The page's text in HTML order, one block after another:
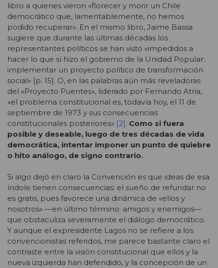
libro a quienes vieron «florecer y morir un Chile
democrático que, lamentablemente, no hemos
podido recuperar». En el mismo libro, Jaime Bassa
sugiere que durante las últimas décadas los
representantes políticos se han visto «impedidos a
hacer lo que sí hizo el gobierno de la Unidad Popular:
implementar un proyecto político de transformación
social» [p. 15]. O, en las palabras aún más reveladoras
del «Proyecto Puentes», liderado por Fernando Atria,
«el problema constitucional es, todavía hoy, el 11 de
septiembre de 1973 y sus consecuencias
constitucionales posteriores» [2]. Como si fuera
posible y deseable, luego de tres décadas de vida
democrática, intentar imponer un punto de quiebre
o hito análogo, de signo contrario.
Si algo dejó en claro la Convención es que ideas de esa
índole tienen consecuencias: el sueño de refundar no
es gratis, pues favorece una dinámica de «ellos y
nosotros» —en último término: amigos y enemigos—
que obstaculiza severamente el diálogo democrático.
Y aunque el expresidente Lagos no se refiere a los
convencionistas referidos, me parece bastante claro el
contraste entre la visión constitucional que ellos y la
nueva izquierda han defendido, y la concepción de un